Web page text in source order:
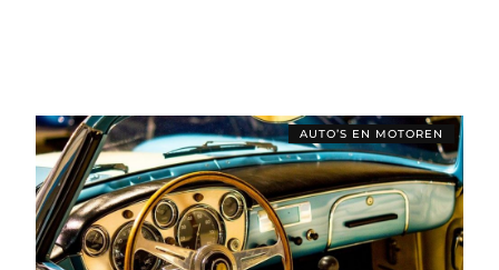
AUTO’S EN MOTOREN